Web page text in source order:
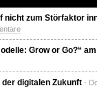
zum Störfaktor
Grow or Go?“
digitalen Zukunft -